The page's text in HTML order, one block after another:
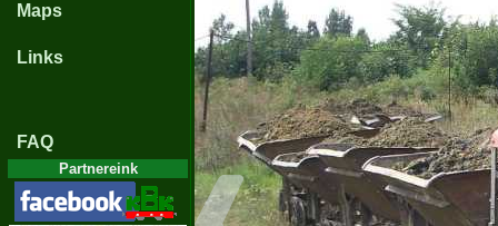
Maps
Links
FAQ
Partnereink